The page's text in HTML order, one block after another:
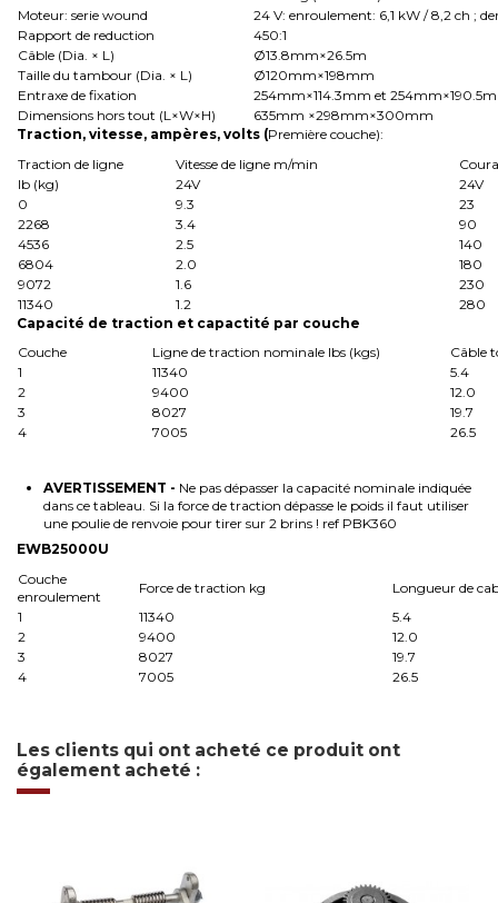
Moteur: serie wound
24 V: enroulement: 6,1 kW / 8,2 ch ;
Rapport de reduction
450:1
Câble (Dia. × L)
Ø13.8mm×26.5m
Taille du tambour (Dia. × L)
Ø120mm×198mm
Entraxe de fixation
254mm×114.3mm et
Dimensions hors tout (L×W×H)
635mm ×298mm×300mm
Traction, vitesse, ampères, volts (Première couche):
Traction de ligne
Vitesse de ligne m/min
Ib (kg)
24V
24V
0
9.3
23
2268
3.4
90
4536
2.5
140
6804
2.0
180
9072
1.6
230
11340
1.2
280
Capacité de traction et capactité par couche
Couche
Ligne de traction nominale lbs (kgs)
Câble
1
11340
5.4
2
9400
12.0
3
8027
19.7
4
7005 26.5
AVERTISSEMENT - Ne pas dépasser la capacité nominale indiquée
dans ce tableau. Si la force de traction dépasse le poids il faut utiliser
une poulie de renvoie pour tirer sur 2 brins ! ref PBK360
EWB25000U
Couche
enroulement
Force de traction kg
Longueur de
1
11340
5.4
2
9400
12.0
3
8027
19.7
4
7005 26.5
Les clients qui ont acheté ce produit ont
également acheté :